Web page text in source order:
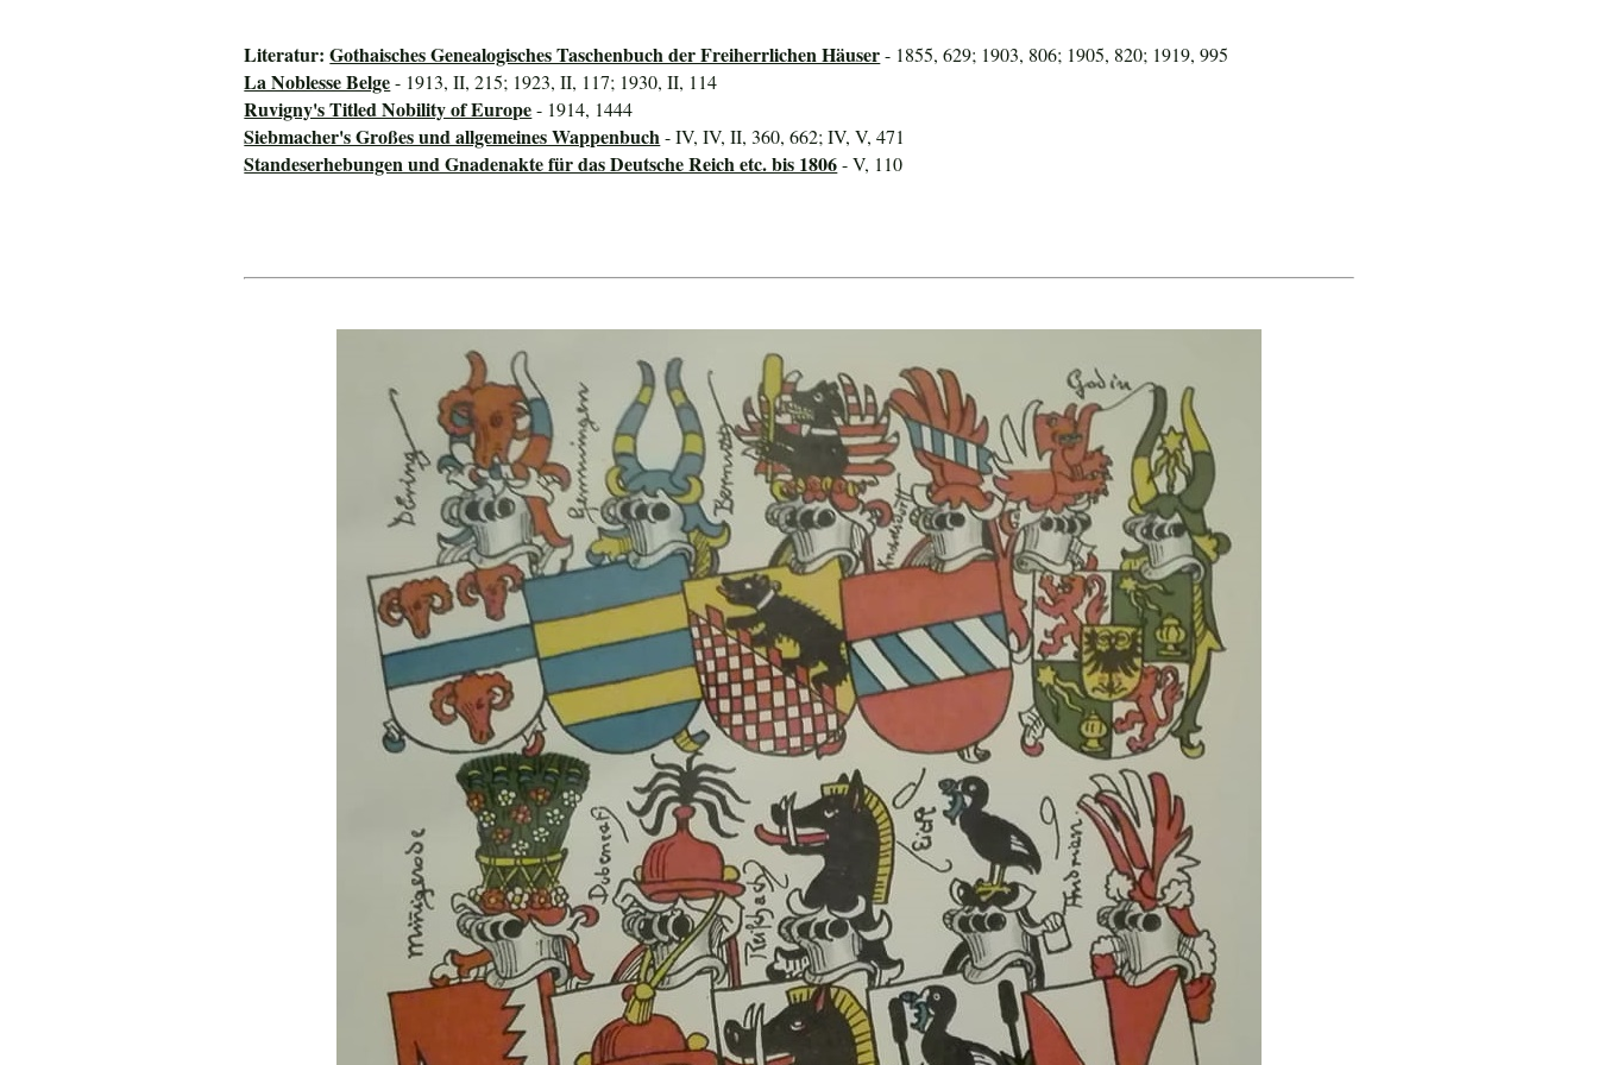
Literatur:Gothaisches Genealogisches Taschenbuch der Freiherrlichen Häuser- 1855, 629; 1903, 806; 1905, 820; 1919, 995
La Noblesse Belge- 1913, II, 215; 1923, II, 117; 1930, II, 114
Ruvigny's Titled Nobility of Europe- 1914, 1444
Siebmacher's Großes und allgemeines Wappenbuch - IV, IV, II, 360, 662; IV, V, 471
Standeserhebungen und Gnadenakte für das Deutsche Reich etc. bis 1806- V, 110